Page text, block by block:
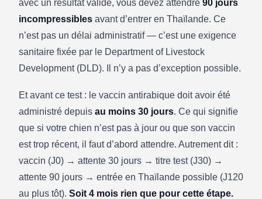
avec un résultat valide, vous devez attendre 90 jours
incompressibles avant d’entrer en Thaïlande. Ce
n’est pas un délai administratif — c’est une exigence
sanitaire fixée par le Department of Livestock
Development (DLD). Il n’y a pas d’exception possible.
Et avant ce test : le vaccin antirabique doit avoir été
administré depuis au moins 30 jours. Ce qui signifie
que si votre chien n’est pas à jour ou que son vaccin
est trop récent, il faut d’abord attendre. Autrement dit :
vaccin (J0) → attente 30 jours → titre test (J30) →
attente 90 jours → entrée en Thaïlande possible (J120
au plus tôt). Soit 4 mois rien que pour cette étape.